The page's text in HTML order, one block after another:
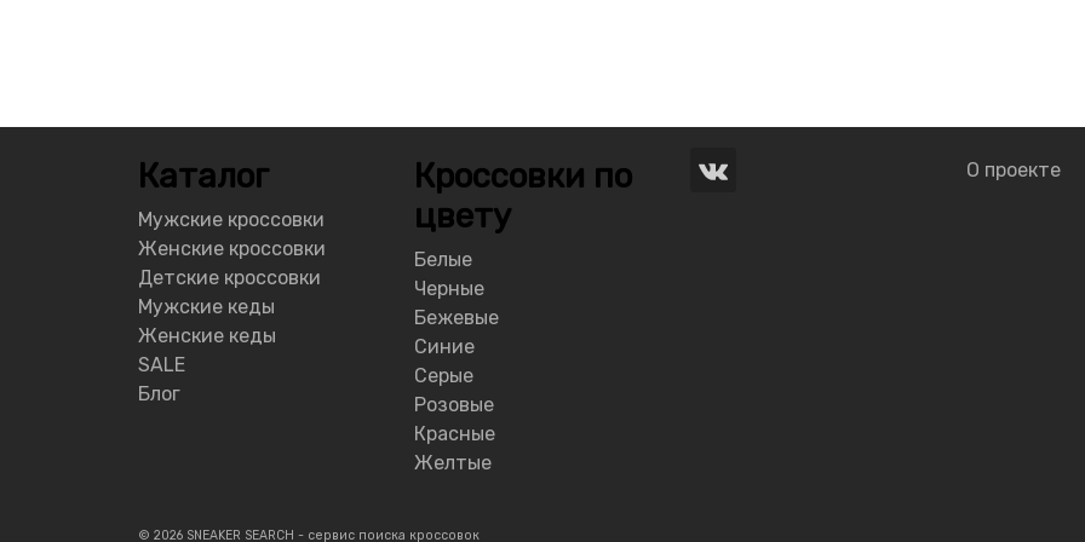
Каталог
Мужские кроссовки
Женские кроссовки
Детские кроссовки
Мужские кеды
Женские кеды
SALE
Блог
Кроссовки по
цвету
Белые
Черные
Бежевые
Синие
Серые
Розовые
Красные
Желтые
О проекте
© 2026 SNEAKER SEARCH - сервис поиска кроссовок